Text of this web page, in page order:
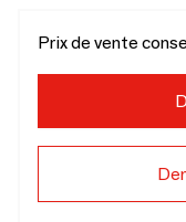
Prix de vente